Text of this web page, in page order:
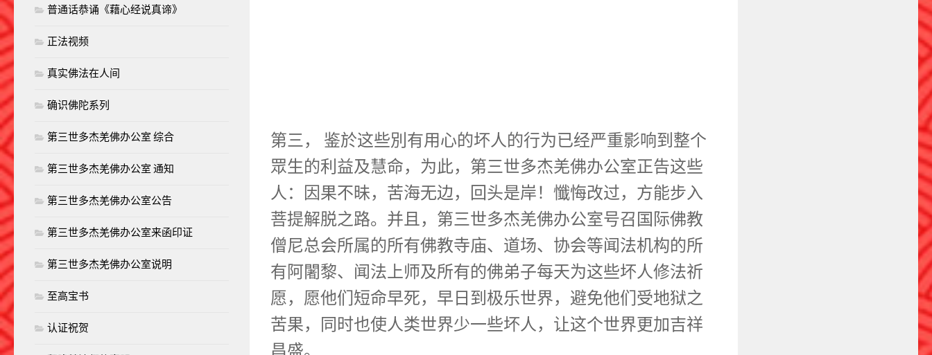
第三， 鉴於这些別有用心的坏人的行为已经严重影响到整个
眾生的利益及慧命，为此，第三世多杰羌佛办公室正告这些
人：因果不昧，苦海无边，回头是岸！懺悔改过，方能步入
菩提解脱之路。并且，第三世多杰羌佛办公室号召国际佛教
僧尼总会所属的所有佛教寺庙、道场、协会等闻法机构的所
有阿闍黎、闻法上师及所有的佛弟子每天为这些坏人修法祈
愿，愿他们短命早死，早日到极乐世界，避免他们受地狱之
苦果，同时也使人类世界少一些坏人，让这个世界更加吉祥
昌盛。
普通话恭诵《藉心经说真谛》
正法视频
真实佛法在人间
确识佛陀系列
第三世多杰羌佛办公室 综合
第三世多杰羌佛办公室 通知
第三世多杰羌佛办公室公告
第三世多杰羌佛办公室来函印证
第三世多杰羌佛办公室说明
至高宝书
认证祝贺